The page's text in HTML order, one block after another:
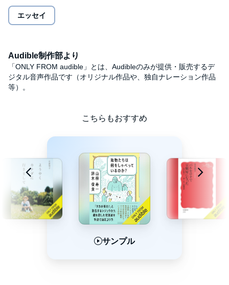
◎安野モヨコさん（漫画家）
「鈴木先生の後をついて行けば鳥たちが何を話しているのかわか
◎養老孟司さん（解剖学者）
「好きこそものの上手なれ、という。でも論語ではさらに上があ
るとする。これを好む者は、これを楽しむ者に如かず。楽しんで
やっている人にはかなわない。著者の研究はまさに『これを楽し
む』の境地に入っている」
識されていなかった「常識」を覆し、「シジュウカラが20以上の
た研究者による科学エッセイ。
本タイトルには付属資料・PDFが用意されています。ご購入後、
PCサイトのライブラリー、またはアプリ上の「目次」からご確認
ください。
エッセイ
Audible制作部より
「ONLY FROM audible」とは、Audibleのみが提供・販売するデ
ジタル音声作品です（オリジナル作品や、独自ナレーション作品
等）。
こちらもおすすめ
サンプル